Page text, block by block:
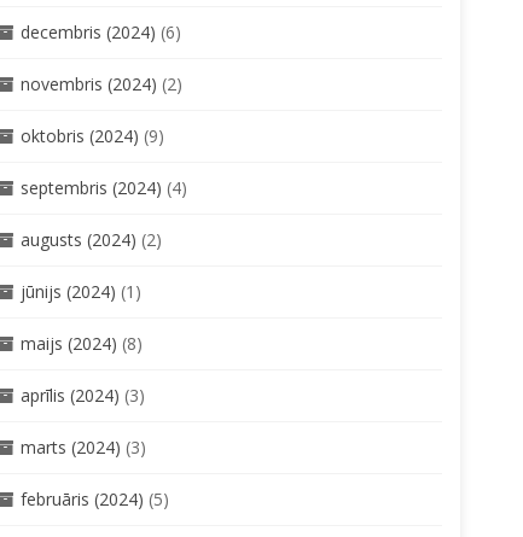
decembris (2024) (6)
novembris (2024) (2)
oktobris (2024) (9)
septembris (2024) (4)
augusts (2024) (2)
jūnijs (2024) (1)
maijs (2024) (8)
aprīlis (2024) (3)
marts (2024) (3)
februāris (2024) (5)